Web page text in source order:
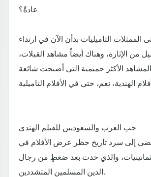
عادةً؟
الممثلات التاميليات بدأن الآن في ارتداء
من الإثارة، وهناك أيضاً مشاهد القبلات،
الأكثر حميمية التي أصبحت شائعة
حب العرب والسعوديين للفيلم الهندي
إلى سرد تاريخ حظر عرض الأفلام في
والذي حدث بعد ضغطٍ من رجال
الدين المسلمين المتشددين.